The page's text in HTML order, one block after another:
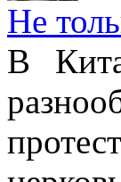
Не
В